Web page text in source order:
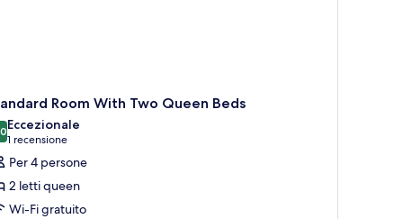
Room With Two Queen Beds
su 10
Eccezionale
1 recensione
(1
recensione)
Per 4 persone
2 letti queen
Wi-Fi gratuito